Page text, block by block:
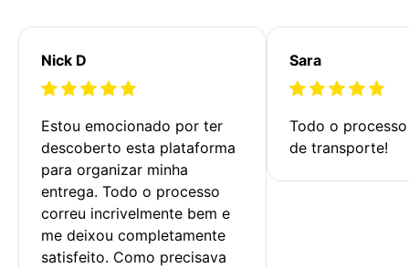
Nick D
Estou emocionado por ter
descoberto esta plataforma
para organizar minha
entrega. Todo o processo
correu incrivelmente bem e
me deixou completamente
satisfeito. Como precisava
Sara
Todo o
de transporte!